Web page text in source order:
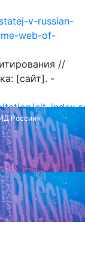
v-russian-
web-of-
//
[сайт]. -
России»